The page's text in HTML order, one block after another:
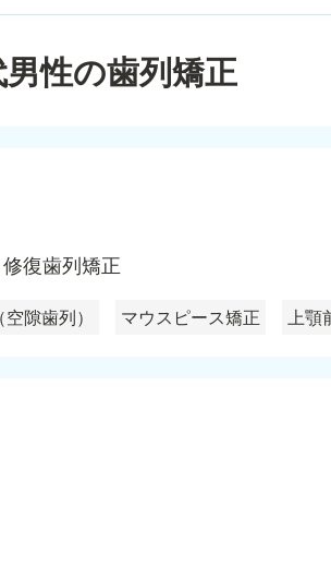
性の歯列矯正
復歯列矯正
隙歯列） マウスピース矯正 上顎